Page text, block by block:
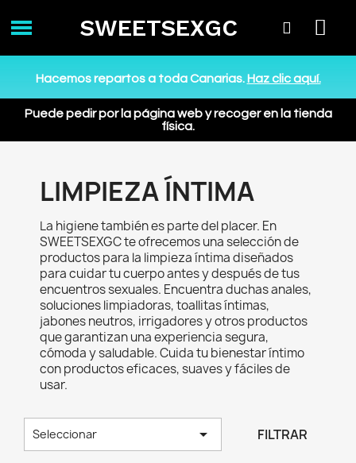
SWEETSEXGC
Hacemos repartos a toda Canarias.Haz clic aquí.
Puede pedir por la página web y recoger en la tienda
física.
LIMPIEZA ÍNTIMA
La higiene también es parte del placer. En
SWEETSEXGC te ofrecemos una selección de
productos para la limpieza íntima diseñados
para cuidar tu cuerpo antes y después de tus
encuentros sexuales. Encuentra duchas anales,
soluciones limpiadoras, toallitas íntimas,
jabones neutros, irrigadores y otros productos
que garantizan una experiencia segura,
cómoda y saludable. Cuida tu bienestar íntimo
con productos eficaces, suaves y fáciles de
usar.
Seleccionar  FILTRAR